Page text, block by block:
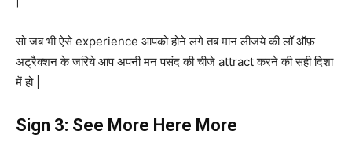
सो जब भी ऐसे experience आपको होने लगे तब मान लीजये की लॉ ऑफ़
अट्रैक्शन के जरिये आप अपनी मन पसंद की चीजे attract करने की सही दिशा
में हो |
Sign 3: See More Here More